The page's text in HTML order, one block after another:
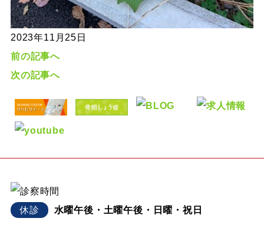
2023年11月25日
前の記事へ
次の記事へ
休診 水曜午後・土曜午後・日曜・祝日